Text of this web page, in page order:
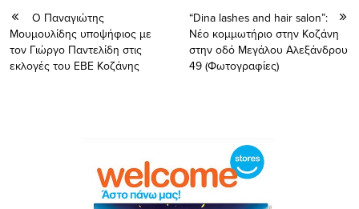
Ο Παναγιώτης
Μουμουλίδης υποψήφιος με
τον Γιώργο Παντελίδη στις
εκλογές του ΕΒΕ Κοζάνης
“Dina lashes and hair salon”:
Νέο κομμωτήριο στην Κοζάνη
στην οδό Μεγάλου Αλεξάνδρου
49 (Φωτογραφίες)